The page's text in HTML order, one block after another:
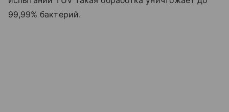
99,99% бактерий.